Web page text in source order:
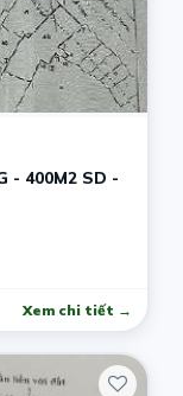
- 400M2 SD -
Xem chi tiết →